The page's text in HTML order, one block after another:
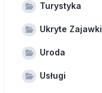
Turystyka
Ukryte Zajawki
Uroda
Usługi